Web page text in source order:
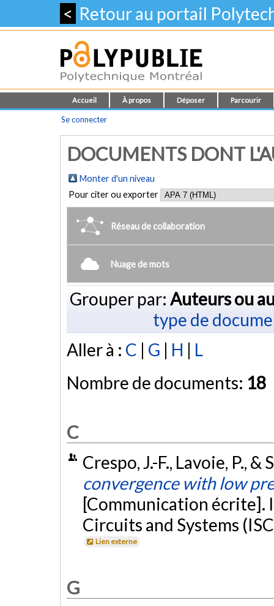
< Retour au portail
Accueil À propos Déposer Parcourir
Se connecter
DOCUMENTS DONT
Monter d'un niveau
Pour citer ou exporter
Réseau de collaboration
Nuage de mots
Grouper par: Auteurs ou
type de
Aller à : C | G | H | L
Nombre de documents: 18
C
Crespo, J.-F., Lavoie, P.,
convergence with low
[Communication écrite].
Circuits and Systems
Lien externe
G